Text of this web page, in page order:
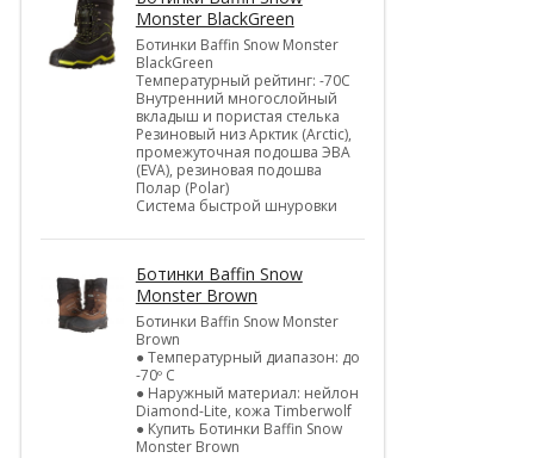
Monster BlackGreen
Ботинки Baffin Snow Monster
BlackGreen
Температурный рейтинг: -70C
Внутренний многослойный
вкладыш и пористая стелька
Резиновый низ Арктик (Arctic),
промежуточная подошва ЭВА
(EVA), резиновая подошва
Полар (Polar)
Система быстрой шнуровки
Ботинки Baffin Snow
Monster Brown
Ботинки Baffin Snow Monster
Brown
● Температурный диапазон: до
-70º C
● Наружный материал: нейлон
Diamond-Lite, кожа Timberwolf
● Купить Ботинки Baffin Snow
Monster Brown